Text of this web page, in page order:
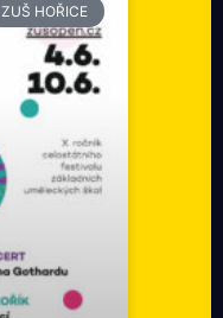
ZUŠ HOŘICE